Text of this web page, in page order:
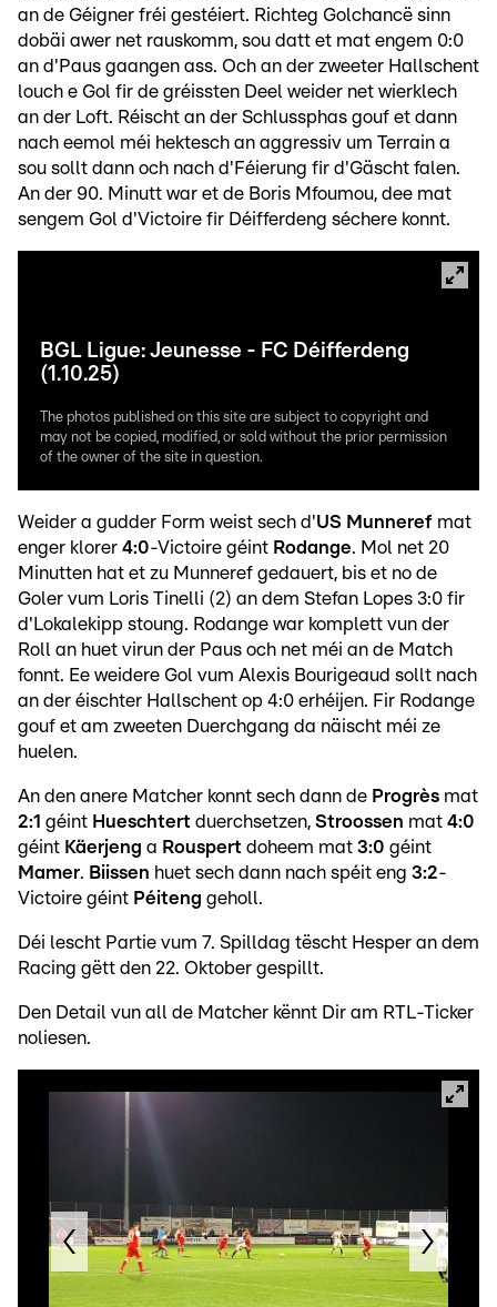
an de Géigner fréi gestéiert. Richteg Golchancë sinn
dobäi awer net rauskomm, sou datt et mat engem 0:0
an d'Paus gaangen ass. Och an der zweeter Hallschent
louch e Gol fir de gréissten Deel weider net wierklech
an der Loft. Réischt an der Schlussphas gouf et dann
nach eemol méi hektesch an aggressiv um Terrain a
sou sollt dann och nach d'Féierung fir d'Gäscht falen.
An der 90. Minutt war et de Boris Mfoumou, dee mat
sengem Gol d'Victoire fir Déifferdeng séchere konnt.
BGL Ligue: Jeunesse - FC Déifferdeng
(1.10.25)
The photos published on this site are subject to copyright and
may not be copied, modified, or sold without the prior permission
of the owner of the site in question.
Weider a gudder Form weist sech d'US Munneref mat
enger klorer 4:0-Victoire géint Rodange. Mol net 20
Minutten hat et zu Munneref gedauert, bis et no de
Goler vum Loris Tinelli (2) an dem Stefan Lopes 3:0 fir
d'Lokalekipp stoung. Rodange war komplett vun der
Roll an huet virun der Paus och net méi an de Match
fonnt. Ee weidere Gol vum Alexis Bourigeaud sollt nach
an der éischter Hallschent op 4:0 erhéijen. Fir Rodange
gouf et am zweeten Duerchgang da näischt méi ze
huelen.
An den anere Matcher konnt sech dann de Progrès mat
2:1 géint Hueschtert duerchsetzen, Stroossen mat 4:0
géint Käerjeng a Rouspert doheem mat 3:0 géint
Mamer. Biissen huet sech dann nach spéit eng 3:2-
Victoire géint Péiteng geholl.
Déi lescht Partie vum 7. Spilldag tëscht Hesper an dem
Racing gëtt den 22. Oktober gespillt.
Den Detail vun all de Matcher kënnt Dir am RTL-Ticker
noliesen.